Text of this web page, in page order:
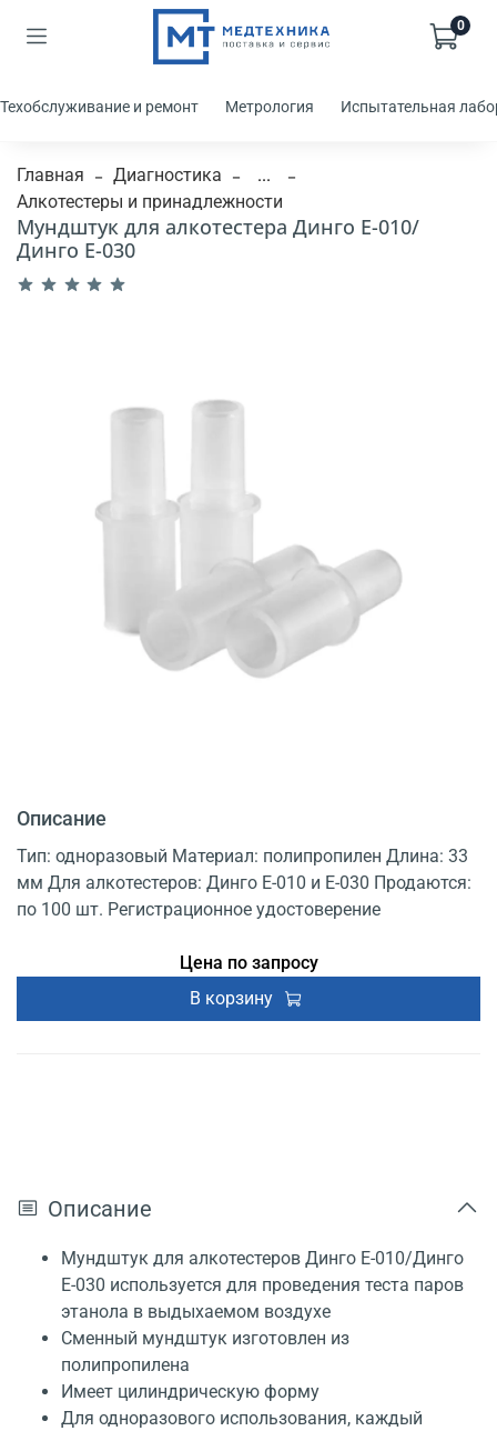
0
Техобслуживание и ремонт Метрология Испытательная
Главная Диагностика
...
Алкотестеры и принадлежности
Мундштук для алкотестера Динго Е-010/
Динго Е-030
Описание
Тип: одноразовый Материал: полипропилен Длина: 33
мм Для алкотестеров: Динго Е-010 и Е-030 Продаются:
по 100 шт. Регистрационное удостоверение
Цена по запросу
В корзину
Описание
Мундштук для алкотестеров Динго Е-010/Динго
Е-030 используется для проведения теста паров
этанола в выдыхаемом воздухе
Сменный мундштук изготовлен из
полипропилена
Имеет цилиндрическую форму
Для одноразового использования, каждый